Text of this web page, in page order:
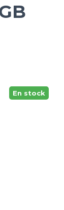
En stock